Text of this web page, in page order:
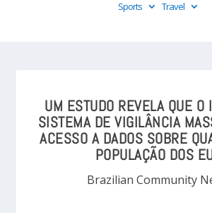
Sports
Travel
UM ESTUDO REVELA QUE O
SISTEMA DE VIGILÂNCIA
ACESSO A DADOS SOBRE
POPULAÇÃO DOS
Brazilian Community